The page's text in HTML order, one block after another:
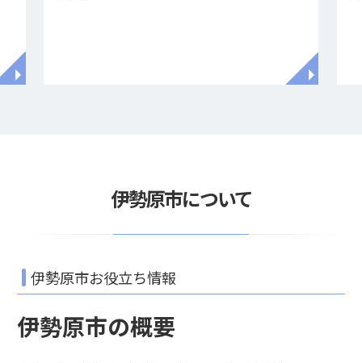
◥ ◥
伊勢原市について
伊勢原市お役立ち情報
伊勢原市の概要